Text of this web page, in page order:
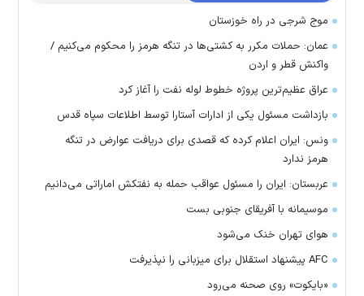
موج شرجی در راه خوزستان
عمان: حملات مکرر به کشتی‌ها در تنگه هرمز را محکوم می‌کنیم /
واکنش قطر و اردن
عراق عظیم‌ترین پروژه خطوط لوله نفت را آغاز کرد
بازداشت مسئول یکی از ادارات آستارا توسط اطلاعات سپاه قدس
ونس: ایران اعلام کرده که قصدی برای دریافت عوارض در تنگه
هرمز ندارد
عربستان: ایران را مسئول عواقب حمله به نفتکش اماراتی می‌دانیم
موسیمانه با آفریقای جنوبی بست
هوای تهران خنک می‌شود
AFC پیشنهاد استقلال برای میزبانی را نپذیرفت
«بایکوت» روی صحنه می‌رود